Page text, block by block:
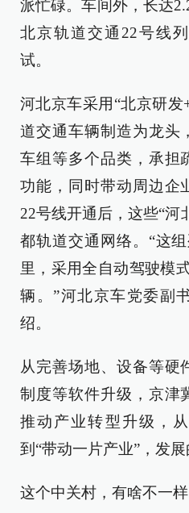
派忙碌。车间外，长达
北京轨道交通22号线
试。
河北京车采用“北京研
道交通车辆制造为龙头
车组等多个品类，承担
功能，同时带动周边企
22号线开通后，这些“河
都轨道交通网络。“这
里，采用全自动驾驶模
辆。”河北京车党委副
绍。
从完善场地、设备等硬
制度等软件升级，京津
推动产业转型升级，
到“带动一片产业”，发
这个中关村，有啥不一样